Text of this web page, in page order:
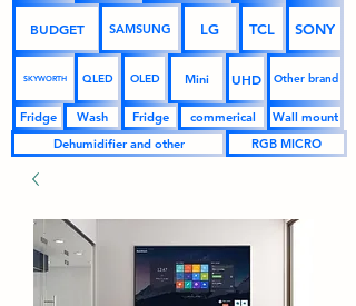
BUDGET SAMSUNG LG TCL SONY
SKYWORTH QLED OLED Mini UHD Other brand
Fridge Wash Fridge commerical
Wall mount
Dehumidifier and other
RGB MICRO